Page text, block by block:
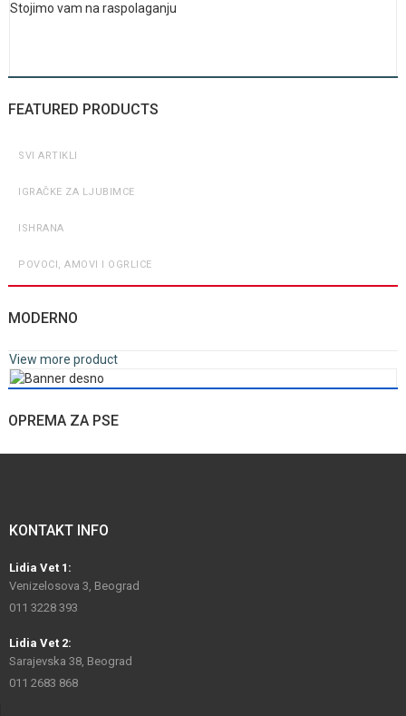
Stojimo vam na raspolaganju
FEATURED PRODUCTS
SVI ARTIKLI
IGRAČKE ZA LJUBIMCE
ISHRANA
POVOCI, AMOVI I OGRLICE
MODERNO
View more product
OPREMA ZA PSE
KONTAKT INFO
Lidia Vet 1:
Venizelosova 3, Beograd
011 3228 393
Lidia Vet 2:
Sarajevska 38, Beograd
011 2683 868